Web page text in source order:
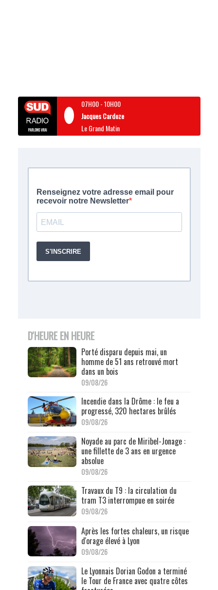
07H00-10H00
Jacques Cardoze
Le Grand Matin
D'HEURE EN HEURE
Porté disparu depuis mai, un
homme de 51 ans retrouvé mort
dans un bois
09/08/26
Incendie dans la Drôme : le feu a
progressé, 320 hectares brûlés
09/08/26
Noyade au parc de Miribel-Jonage :
une fillette de 3 ans en urgence
absolue
09/08/26
Travaux du T9 : la circulation du
tram T3 interrompue en soirée
09/08/26
Après les fortes chaleurs, un risque
d'orage élevé à Lyon
09/08/26
Le Lyonnais Dorian Godon a terminé
le Tour de France avec quatre côtes